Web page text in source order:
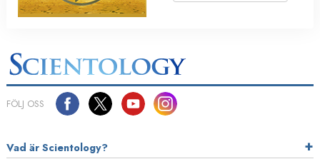
FÖLJ OSS
Vad är Scientology?